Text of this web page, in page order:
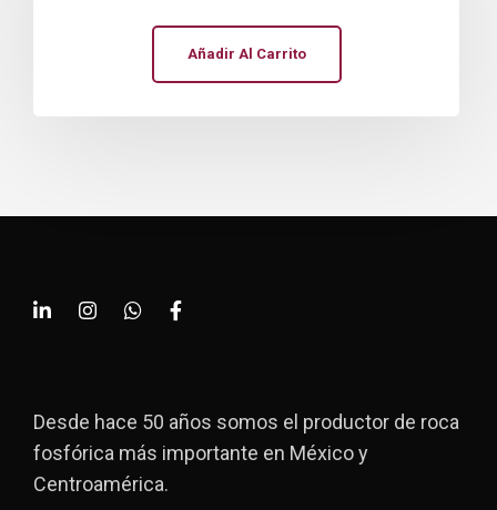
Añadir Al Carrito
Desde hace 50 años somos el productor de roca
fosfórica más importante en México y
Centroamérica.